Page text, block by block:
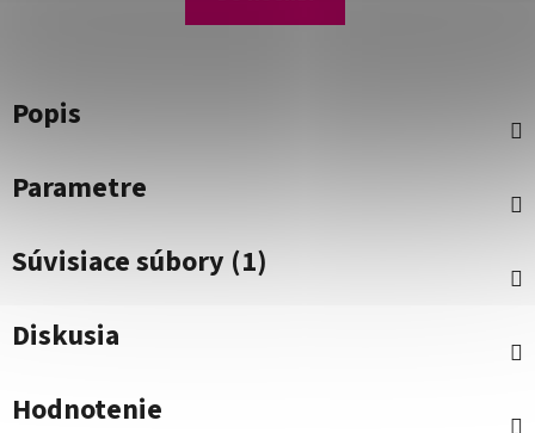
Popis
Parametre
Súvisiace súbory (1)
Diskusia
Hodnotenie